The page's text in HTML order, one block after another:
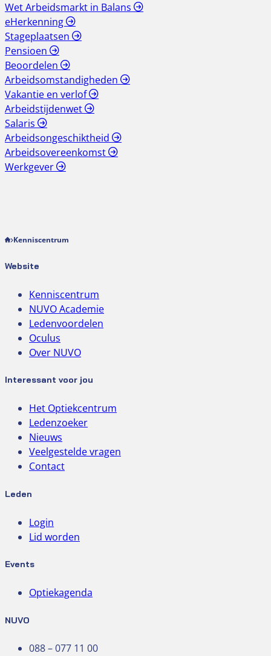
Wet Arbeidsmarkt in Balans
eHerkenning
Stageplaatsen
Pensioen
Beoordelen
Arbeidsomstandigheden
Vakantie en verlof
Arbeidstijdenwet
Salaris
Arbeidsongeschiktheid
Arbeidsovereenkomst
Werkgever
Kenniscentrum
Website
Kenniscentrum
NUVO Academie
Ledenvoordelen
Oculus
Over NUVO
Interessant voor jou
Het Optiekcentrum
Ledenzoeker
Nieuws
Veelgestelde vragen
Contact
Leden
Login
Lid worden
Events
Optiekagenda
NUVO
088 – 077 11 00